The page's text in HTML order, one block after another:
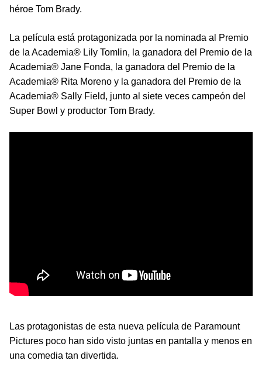
héroe Tom Brady.
La película está protagonizada por la nominada al Premio
de la Academia® Lily Tomlin, la ganadora del Premio de la
Academia® Jane Fonda, la ganadora del Premio de la
Academia® Rita Moreno y la ganadora del Premio de la
Academia® Sally Field, junto al siete veces campeón del
Super Bowl y productor Tom Brady.
Las protagonistas de esta nueva película de Paramount
Pictures poco han sido visto juntas en pantalla y menos en
una comedia tan divertida.